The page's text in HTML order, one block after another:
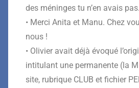
des méninges tu n’en avais pas.
• Merci Anita et Manu. Chez
nous !
• Olivier avait déjà évoqué
intitulant une permanente (la
site, rubrique CLUB et fichier